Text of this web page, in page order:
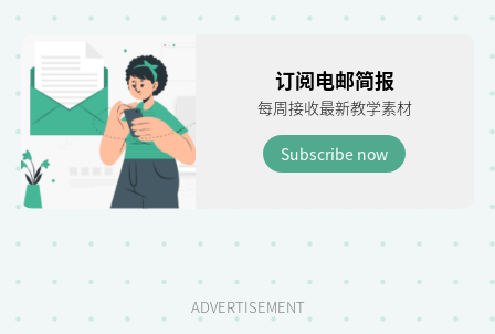
订阅电邮简报
每周接收最新教学素材
Subscribe now
ADVERTISEMENT